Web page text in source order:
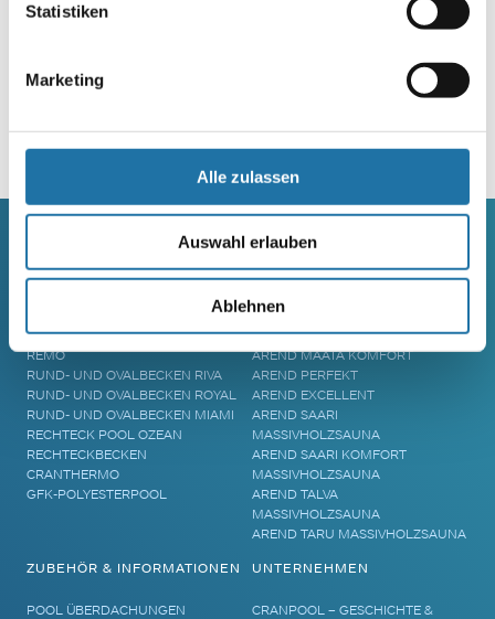
Statistiken
Marketing
Alle zulassen
Auswahl erlauben
Ablehnen
Letzte Artikel
SCHWIMMBECKEN
RUND- UND OVALBECKEN SUN
REMO
RUND- UND OVALBECKEN RIVA
RUND- UND OVALBECKEN ROYAL
RUND- UND OVALBECKEN MIAMI
RECHTECK POOL OZEAN
RECHTECKBECKEN
CRANTHERMO
GFK-POLYESTERPOOL
SAUNA
SAUNA
ELEMENTSAUNA AREND MAATA
AREND MAATA KOMFORT
AREND PERFEKT
AREND EXCELLENT
AREND SAARI
MASSIVHOLZSAUNA
AREND SAARI KOMFORT
MASSIVHOLZSAUNA
AREND TALVA
MASSIVHOLZSAUNA
AREND TARU MASSIVHOLZSAUNA
ZUBEHÖR & INFORMATIONEN
POOL ÜBERDACHUNGEN
UNTERNEHMEN
CRANPOOL – GESCHICHTE &